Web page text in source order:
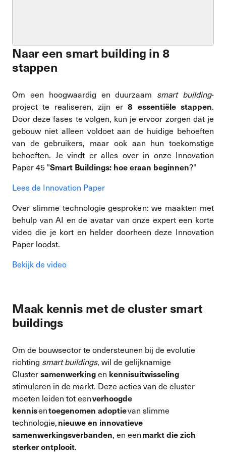
Naar een smart building in 8
stappen
Om een hoogwaardig en duurzaam smart building-
project te realiseren, zijn er 8 essentiële stappen.
Door deze fases te volgen, kun je ervoor zorgen dat je
gebouw niet alleen voldoet aan de huidige behoeften
van de gebruikers, maar ook aan hun toekomstige
behoeften. Je vindt er alles over in onze Innovation
Paper 45 "Smart Buildings: hoe eraan beginnen?"
Lees de Innovation Paper
Over slimme technologie gesproken: we maakten met
behulp van AI en de avatar van onze expert een korte
video die je kort en helder doorheen deze Innovation
Paper loodst.
Bekijk de video
Maak kennis met de cluster smart
buildings
Om de bouwsector te ondersteunen bij de evolutie
richting smart buildings, wil de gelijknamige
Clustersamenwerkingen kennisuitwisseling
stimuleren in de markt. Deze acties van de cluster
moeten leiden tot eenverhoogde
kennisentoegenomen adoptievan slimme
technologie,nieuwe en innovatieve
samenwerkingsverbanden, en eenmarkt die zich
sterker ontplooit.